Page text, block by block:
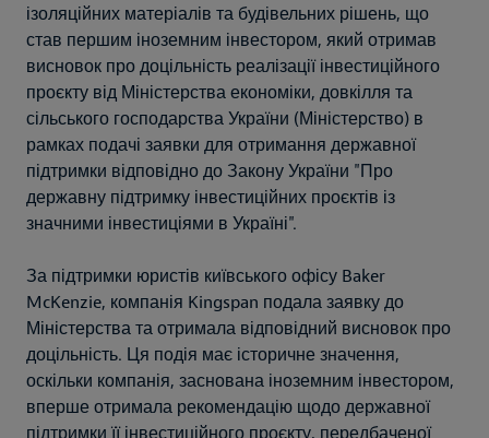
ізоляційних матеріалів та будівельних рішень, що
став першим іноземним інвестором, який отримав
висновок про доцільність реалізації інвестиційного
проєкту від Міністерства економіки, довкілля та
сільського господарства України (Міністерство) в
рамках подачі заявки для отримання державної
підтримки відповідно до Закону України "Про
державну підтримку інвестиційних проєктів із
значними інвестиціями в Україні".
За підтримки юристів київського офісу Baker
McKenzie, компанія Kingspan подала заявку до
Міністерства та отримала відповідний висновок про
доцільність. Ця подія має історичне значення,
оскільки компанія, заснована іноземним інвестором,
вперше отримала рекомендацію щодо державної
підтримки її інвестиційного проєкту, передбаченої